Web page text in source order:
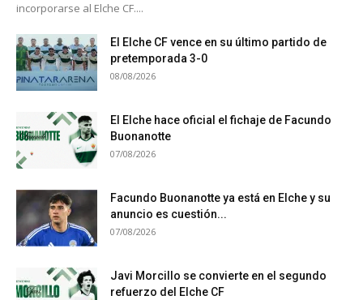
incorporarse al Elche CF....
El Elche CF vence en su último partido de
pretemporada 3-0
08/08/2026
El Elche hace oficial el fichaje de Facundo
Buonanotte
07/08/2026
Facundo Buonanotte ya está en Elche y su
anuncio es cuestión...
07/08/2026
Javi Morcillo se convierte en el segundo
refuerzo del Elche CF